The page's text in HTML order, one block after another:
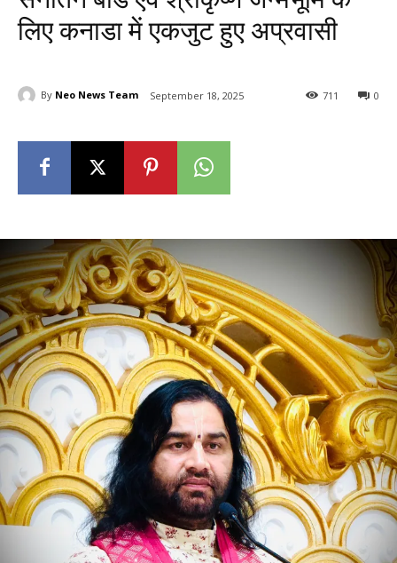
लिए कनाडा में एकजुट हुए अप्रवासी
By Neo News Team September 18, 2025 0
711